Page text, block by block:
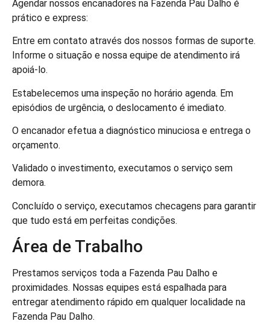
Agendar nossos encanadores na Fazenda Pau Dalho é
prático e express:
Entre em contato através dos nossos formas de suporte.
Informe o situação e nossa equipe de atendimento irá
apoiá-lo.
Estabelecemos uma inspeção no horário agenda. Em
episódios de urgência, o deslocamento é imediato.
O encanador efetua a diagnóstico minuciosa e entrega o
orçamento.
Validado o investimento, executamos o serviço sem
demora.
Concluído o serviço, executamos checagens para garantir
que tudo está em perfeitas condições.
Área de Trabalho
Prestamos serviços toda a Fazenda Pau Dalho e
proximidades. Nossas equipes está espalhada para
entregar atendimento rápido em qualquer localidade na
Fazenda Pau Dalho.